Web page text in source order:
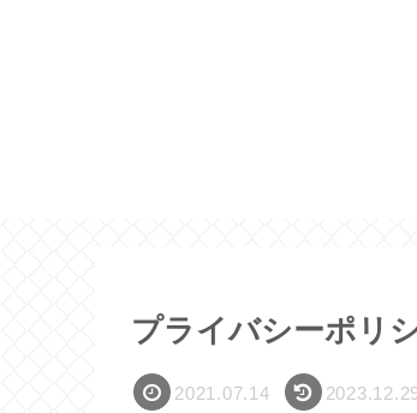
プライバシーポリ
2021.07.14